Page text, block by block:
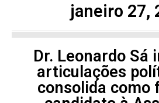
janeiro 27,
Dr. Leonardo Sá
articulações
consolida como